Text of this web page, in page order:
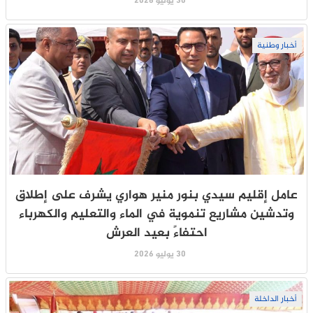
أخبار وطنية
عامل إقليم سيدي بنور منير هواري يشرف على إطلاق
وتدشين مشاريع تنموية في الماء والتعليم والكهرباء
احتفاءً بعيد العرش
30 يوليو 2026
أخبار الداخلة